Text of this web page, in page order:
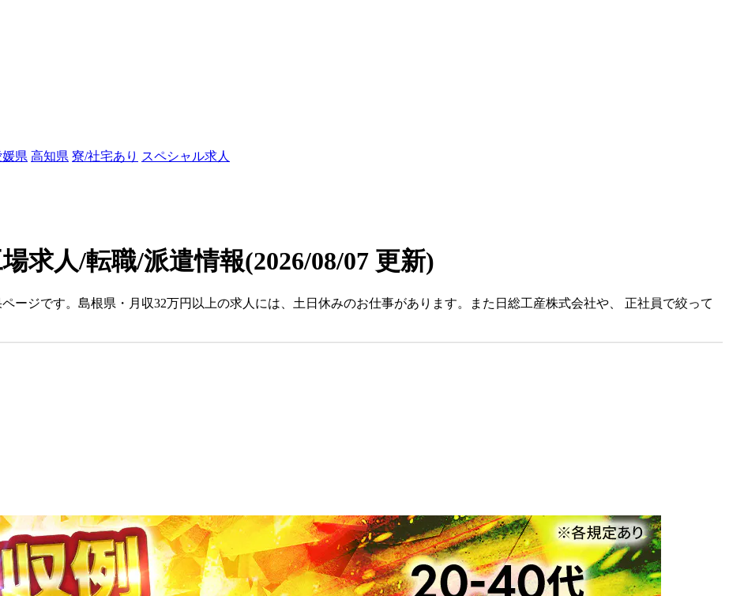
県 高知県 寮/社宅あり スペシャル求人
求人/転職/派遣情報(2026/08/07 更新)
ージです。島根県・月収32万円以上の求人には、土日休みのお仕事があります。また日総工産株式会社や、 正社員で絞って